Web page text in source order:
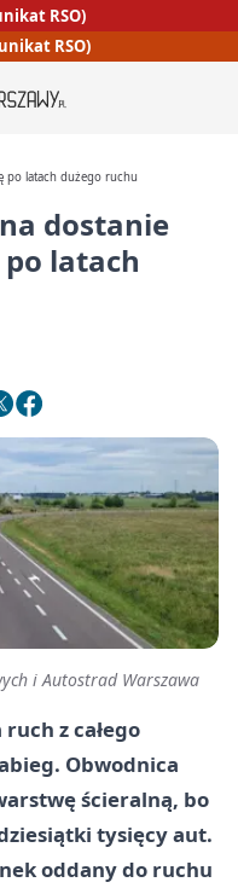
RSO)
RSO)
po latach dużego ruchu
dostanie
latach
i Autostrad Warszawa
z całego
Obwodnica
ścieralną, bo
tysięcy aut.
oddany do ruchu